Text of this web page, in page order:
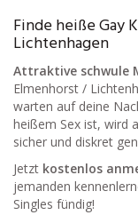
Finde heiße Gay
Lichtenhagen
Attraktive schwule
Elmenhorst /
warten auf deine
heißem Sex ist, wird
sicher und diskret
Jetzt kostenlos
jemanden
Singles fündig!